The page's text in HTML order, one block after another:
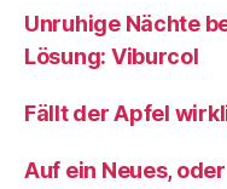
Unruhige Nächte
Lösung: Viburcol
Fällt der Apfel
Auf ein Neues,